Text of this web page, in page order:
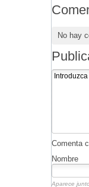
No hay
Comenta
Nombre
Aparece